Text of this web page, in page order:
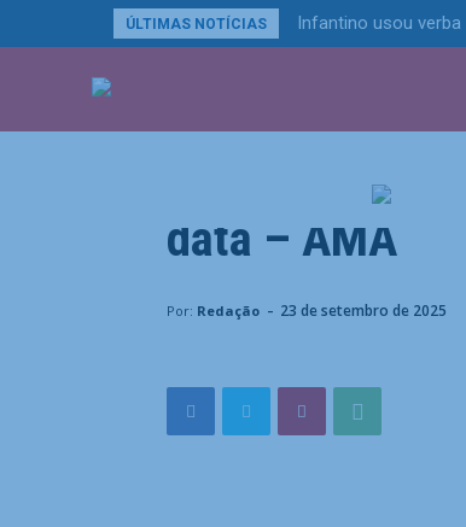
ÚLTIMAS NOTÍCIAS Infantino usou verba
Qual é a
ano sem
data – AMA
Por: Redação - 23 de setembro de 2025